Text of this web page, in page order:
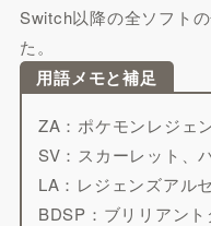
Switch以降の全ソフト
た。
用語メモと補足
ZA：ポケモンレジェ
SV：スカーレット、
LA：レジェンズアル
BDSP：ブリリアン